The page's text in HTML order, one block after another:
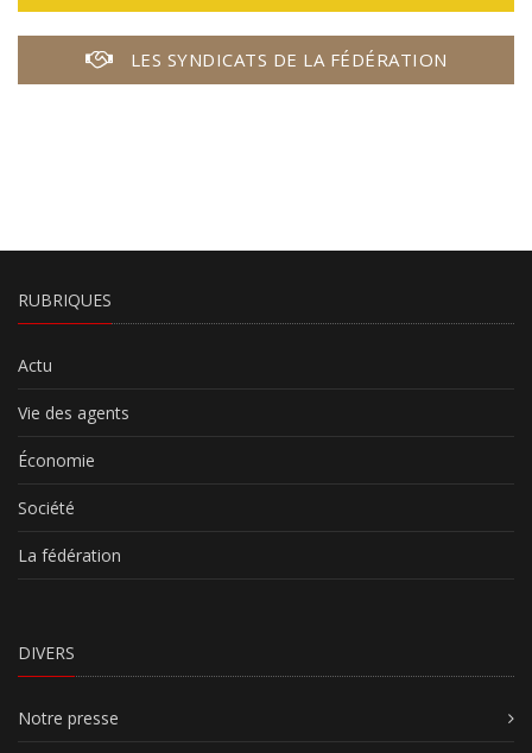
LES SYNDICATS DE LA FÉDÉRATION
RUBRIQUES
Actu
Vie des agents
Économie
Société
La fédération
DIVERS
Notre presse